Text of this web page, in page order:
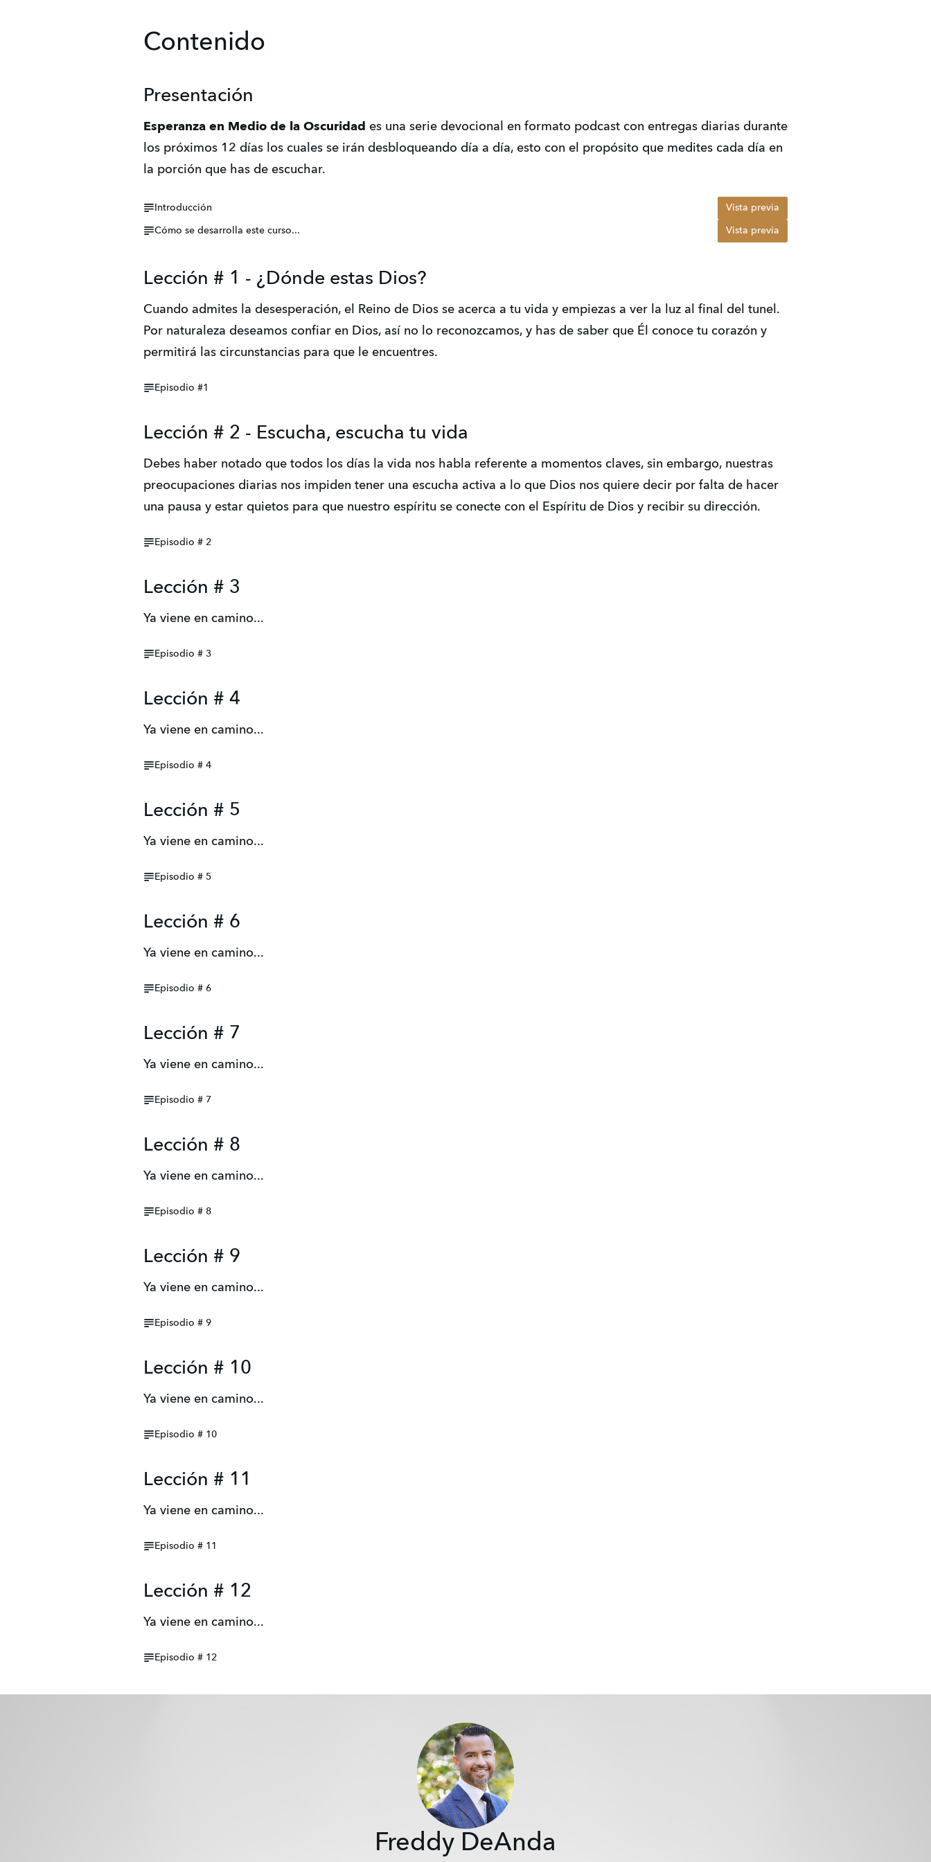
Contenido
Presentación
Esperanza en Medio de la Oscuridad es una serie devocional en formato podcast con entregas diarias durante
los próximos 12 días los cuales se irán desbloqueando día a día, esto con el propósito que medites cada día en
la porción que has de escuchar.
Introducción Vista previa
Cómo se desarrolla este curso... Vista previa
Lección # 1 - ¿Dónde estas Dios?
Cuando admites la desesperación, el Reino de Dios se acerca a tu vida y empiezas a ver la luz al final del tunel.
Por naturaleza deseamos confiar en Dios, así no lo reconozcamos, y has de saber que Él conoce tu corazón y
permitirá las circunstancias para que le encuentres.
Episodio #1
Lección # 2 - Escucha, escucha tu vida
Debes haber notado que todos los días la vida nos habla referente a momentos claves, sin embargo, nuestras
preocupaciones diarias nos impiden tener una escucha activa a lo que Dios nos quiere decir por falta de hacer
una pausa y estar quietos para que nuestro espíritu se conecte con el Espíritu de Dios y recibir su dirección.
Episodio # 2
Lección # 3
Ya viene en camino...
Episodio # 3
Lección # 4
Ya viene en camino...
Episodio # 4
Lección # 5
Ya viene en camino...
Episodio # 5
Lección # 6
Ya viene en camino...
Episodio # 6
Lección # 7
Ya viene en camino...
Episodio # 7
Lección # 8
Ya viene en camino...
Episodio # 8
Lección # 9
Ya viene en camino...
Episodio # 9
Lección # 10
Ya viene en camino...
Episodio # 10
Lección # 11
Ya viene en camino...
Episodio # 11
Lección # 12
Ya viene en camino...
Episodio # 12
Freddy DeAnda